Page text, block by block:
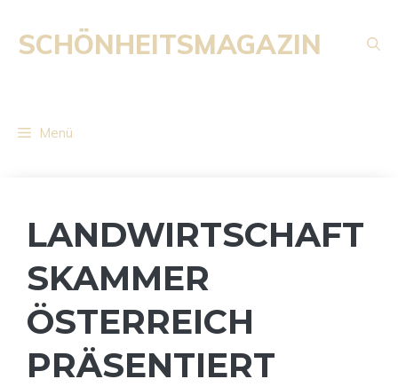
Inhalt
springen
SCHÖNHEITSMAGAZIN
Menü
LANDWIRTSCHAFT
SKAMMER
ÖSTERREICH
PRÄSENTIERT